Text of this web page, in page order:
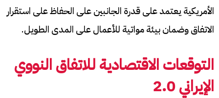
الأمريكية يعتمد على قدرة الجانبين على الحفاظ على استقرار
الاتفاق وضمان بيئة مواتية للأعمال على المدى الطويل.
التوقعات الاقتصادية للاتفاق النووي
الإيراني 2.0